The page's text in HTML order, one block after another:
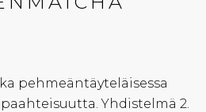
pehmeäntäyteläisessa
Yhdistelmä 2.